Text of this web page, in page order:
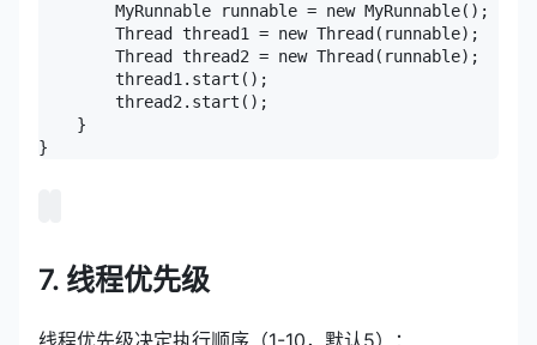
        MyRunnable runnable = new MyRunnable();
        Thread thread1 = new Thread(runnable);
        Thread thread2 = new Thread(runnable);
        thread1.start();
        thread2.start();
    }
}
7. 线程优先级
线程优先级决定执行顺序（1-10，默认5）：